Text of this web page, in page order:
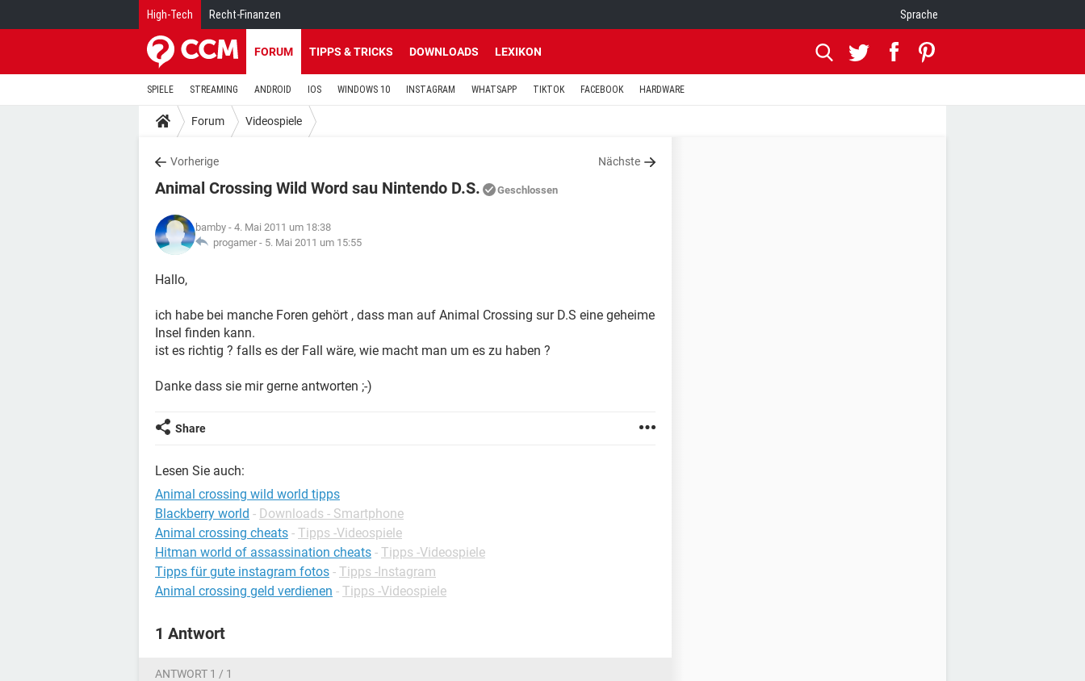
High-Tech Recht-Finanzen Sprache
FORUM TIPPS & TRICKS DOWNLOADS LEXIKON
SPIELE STREAMING ANDROID IOS WINDOWS 10 INSTAGRAM WHATSAPP TIKTOK FACEBOOK HARDWARE
Forum Videospiele
Vorherige Nächste
Animal Crossing Wild Word sau Nintendo D.S. Geschlossen
bamby - 4. Mai 2011 um 18:38
progamer - 5. Mai 2011 um 15:55
Hallo,
ich habe bei manche Foren gehört , dass man auf Animal Crossing sur D.S eine geheime
Insel finden kann.
ist es richtig ? falls es der Fall wäre, wie macht man um es zu haben ?
Danke dass sie mir gerne antworten ;-)
Share
Lesen Sie auch:
Animal crossing wild world tipps
Blackberry world - Downloads - Smartphone
Animal crossing cheats - Tipps -Videospiele
Hitman world of assassination cheats - Tipps -Videospiele
Tipps für gute instagram fotos - Tipps -Instagram
Animal crossing geld verdienen - Tipps -Videospiele
1 Antwort
ANTWORT 1 / 1